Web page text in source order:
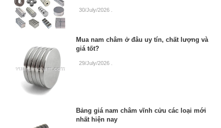
30/July/2026 .
Mua nam châm ở đâu uy tín, chất lượng và
giá tốt?
29/July/2026
Bảng giá nam châm vĩnh cửu các loại mới
nhất hiện nay